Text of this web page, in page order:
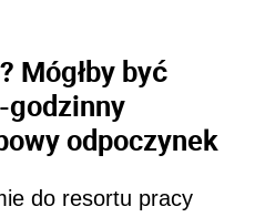
Mógłby być
godzinny
odpoczynek
do resortu pracy